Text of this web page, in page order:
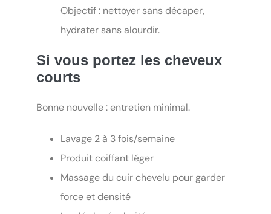
Objectif : nettoyer sans décaper,
hydrater sans alourdir.
Si vous portez les cheveux
courts
Bonne nouvelle : entretien minimal.
Lavage 2 à 3 fois/semaine
Produit coiffant léger
Massage du cuir chevelu pour garder
force et densité